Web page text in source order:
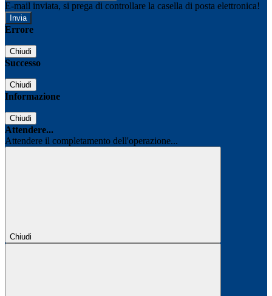
E-mail inviata, si prega di controllare la casella di posta elettronica!
Errore
Chiudi
Successo
Chiudi
Informazione
Chiudi
Attendere...
Attendere il completamento dell'operazione...
Chiudi